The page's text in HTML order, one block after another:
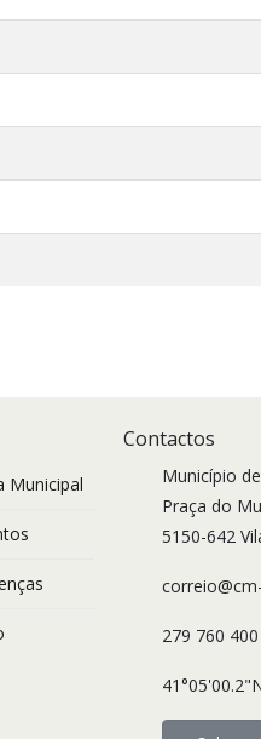
Municipal
Contactos
Município
Praça do
5150-642
279 760 400